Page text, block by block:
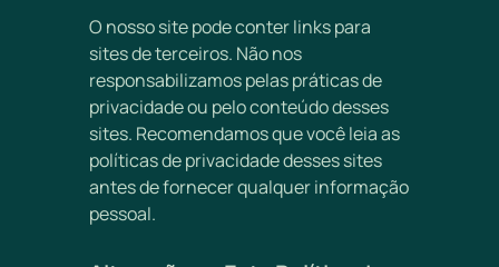
O nosso site pode conter links para
sites de terceiros. Não nos
responsabilizamos pelas práticas de
privacidade ou pelo conteúdo desses
sites. Recomendamos que você leia as
políticas de privacidade desses sites
antes de fornecer qualquer informação
pessoal.